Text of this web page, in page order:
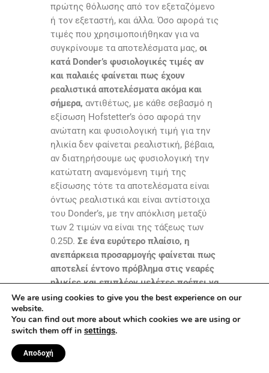
πρώτης θόλωσης από τον εξεταζόμενο
ή τον εξεταστή, και άλλα. Όσο αφορά τις
τιμές που χρησιμοποιήθηκαν για να
συγκρίνουμε τα αποτελέσματα μας, οι
κατά Donder’s φυσιολογικές τιμές αν
και παλαιές φαίνεται πως έχουν
ρεαλιστικά αποτελέσματα ακόμα και
σήμερα, αντιθέτως, με κάθε σεβασμό η
εξίσωση Hofstetter’s όσο αφορά την
ανώτατη και φυσιολογική τιμή για την
ηλικία δεν φαίνεται ρεαλιστική, βέβαια,
αν διατηρήσουμε ως φυσιολογική την
κατώτατη αναμενόμενη τιμή της
εξίσωσης τότε τα αποτελέσματα είναι
όντως ρεαλιστικά και είναι αντίστοιχα
του Donder’s, με την απόκλιση μεταξύ
των 2 τιμών να είναι της τάξεως των
0.25D. Σε ένα ευρύτερο πλαίσιο, η
ανεπάρκεια προσαρμογής φαίνεται πως
αποτελεί έντονο πρόβλημα στις νεαρές
ηλικίες και επιπλέον μελέτες πρέπει να
γίνουν προκειμένου να αναλυθεί σε
του.Επιπλέον, πρέπει να καθιερωθεί
ένα καθολικό σύστημα μετρήσεων του
εύρους προσαρμογής για να εξαχθούν
τα ασφαλέστερα αποτελέσματα.
We are using cookies to give you the best experience on our
website.
You can find out more about which cookies we are using or
switch them off in settings.
Αποδοχή